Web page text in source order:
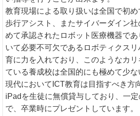
教育現場による取り扱いは全国で初
歩行アシスト、またサイバーダイン
めて承認されたロボット医療機器で
いて必要不可欠であるロボティクス
育に力を入れており、このようなカ
ている養成校は全国的にも極めて少な
現代においてICT教育は目指すべき方
iPadを生徒に無償貸与しており、一
で、卒業時にプレゼントしています。